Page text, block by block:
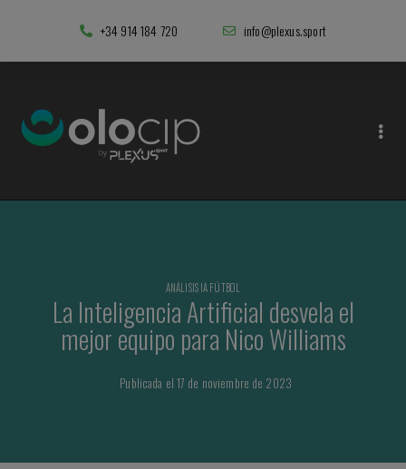
+34 914 184 720 info@plexus.sport
ANÁLISIS IA FÚTBOL
La Inteligencia Artificial desvela el
mejor equipo para Nico Williams
Publicada el 17 de noviembre de 2023